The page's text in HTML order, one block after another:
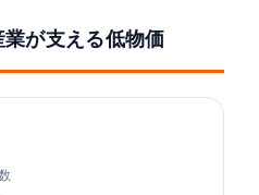
が支える低物価